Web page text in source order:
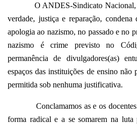
O ANDES-Sindicato Nacional,
verdade, justiça e reparação,
apologia ao nazismo, no passado e no
nazismo é crime previsto no
permanência de divulgadores(as)
espaços das instituições de ensino não
permitida sob nenhuma justificativa.
Conclamamos as e os docentes a
forma radical e a se somarem na luta